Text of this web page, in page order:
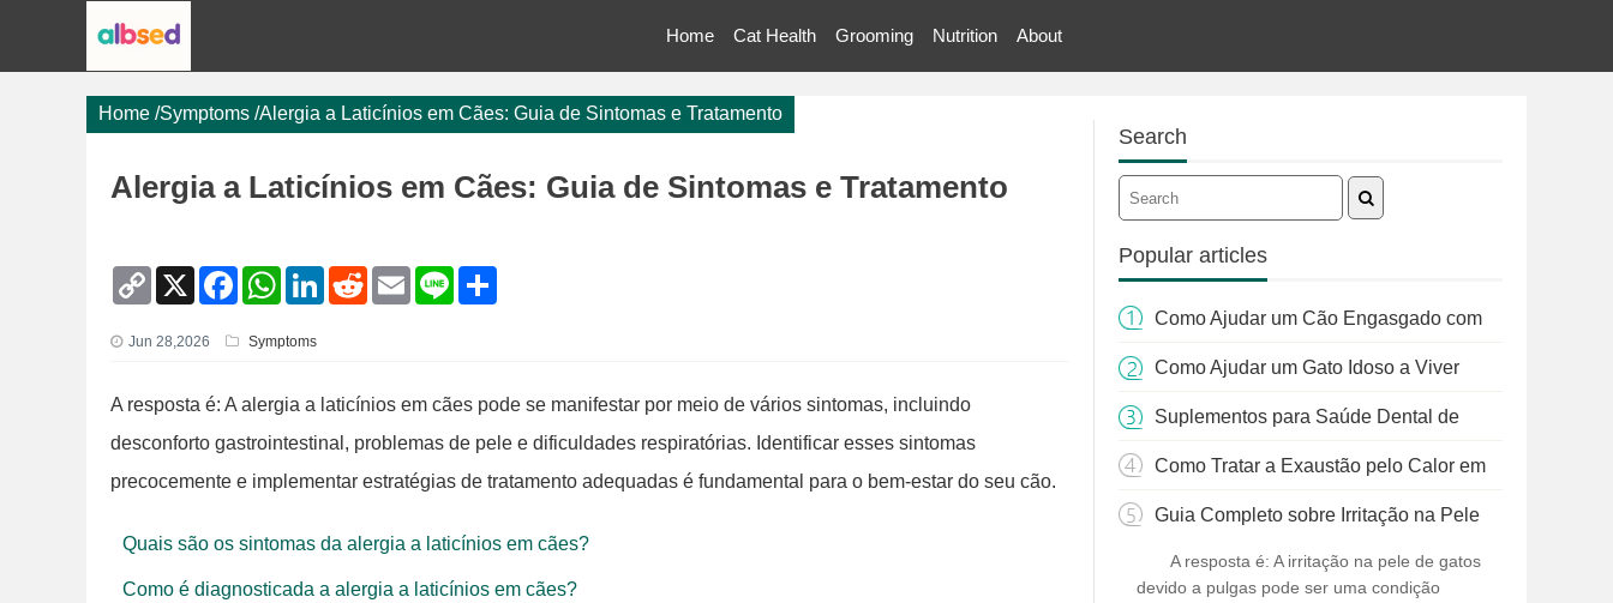
Home Cat Health Grooming Nutrition About
Home /Symptoms /Alergia a Laticínios em Cães: Guia de Sintomas e Tratamento
Alergia a Laticínios em Cães: Guia de Sintomas e Tratamento
C
y
L
k
X
F
e
b
k
W
s
p
L
n
R
E
m
L
Jun 28,2026 Symptoms
A resposta é: A alergia a laticínios em cães pode se manifestar por meio de vários sintomas, incluindo
desconforto gastrointestinal, problemas de pele e dificuldades respiratórias. Identificar esses sintomas
precocemente e implementar estratégias de tratamento adequadas é fundamental para o bem-estar do seu cão.
Quais são os sintomas da alergia a laticínios em cães?
Como é diagnosticada a alergia a laticínios em cães?
Search
Popular articles
Como Ajudar um Cão Engasgado com
Grama: Um Guia Completo
Como Ajudar um Gato Idoso a Viver
Mais
Suplementos para Saúde Dental de
Gatos: Guia Essencial para Donos de
Animais
Como Tratar a Exaustão pelo Calor em
Cães: Um Guia Completo
Guia Completo sobre Irritação na Pele
de Gatos e Tratamento de Pulgas
A resposta é: A irritação na pele de gatos
devido a pulgas pode ser uma condição